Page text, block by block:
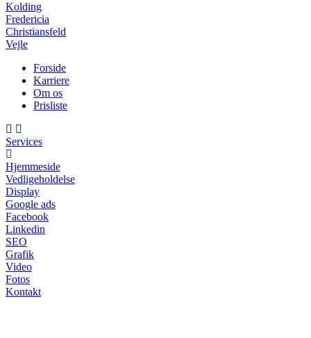
Kolding
Fredericia
Christiansfeld
Vejle
Forside
Karriere
Om os
Prisliste
Services
Hjemmeside
Vedligeholdelse
Display
Google ads
Facebook
Linkedin
SEO
Grafik
Video
Fotos
Kontakt